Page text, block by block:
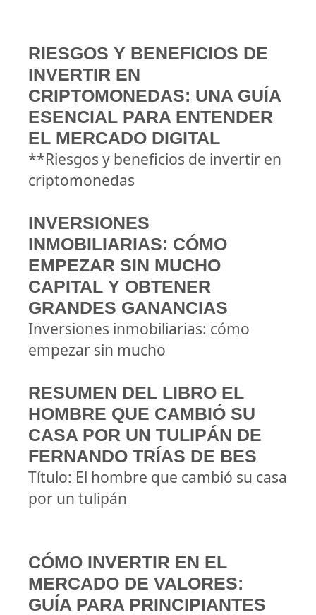
RIESGOS Y BENEFICIOS DE
INVERTIR EN
CRIPTOMONEDAS: UNA GUÍA
ESENCIAL PARA ENTENDER
EL MERCADO DIGITAL
**Riesgos y beneficios de invertir en
criptomonedas
INVERSIONES
INMOBILIARIAS: CÓMO
EMPEZAR SIN MUCHO
CAPITAL Y OBTENER
GRANDES GANANCIAS
Inversiones inmobiliarias: cómo
empezar sin mucho
RESUMEN DEL LIBRO EL
HOMBRE QUE CAMBIÓ SU
CASA POR UN TULIPÁN DE
FERNANDO TRÍAS DE BES
Título: El hombre que cambió su casa
por un tulipán
CÓMO INVERTIR EN EL
MERCADO DE VALORES:
GUÍA PARA PRINCIPIANTES